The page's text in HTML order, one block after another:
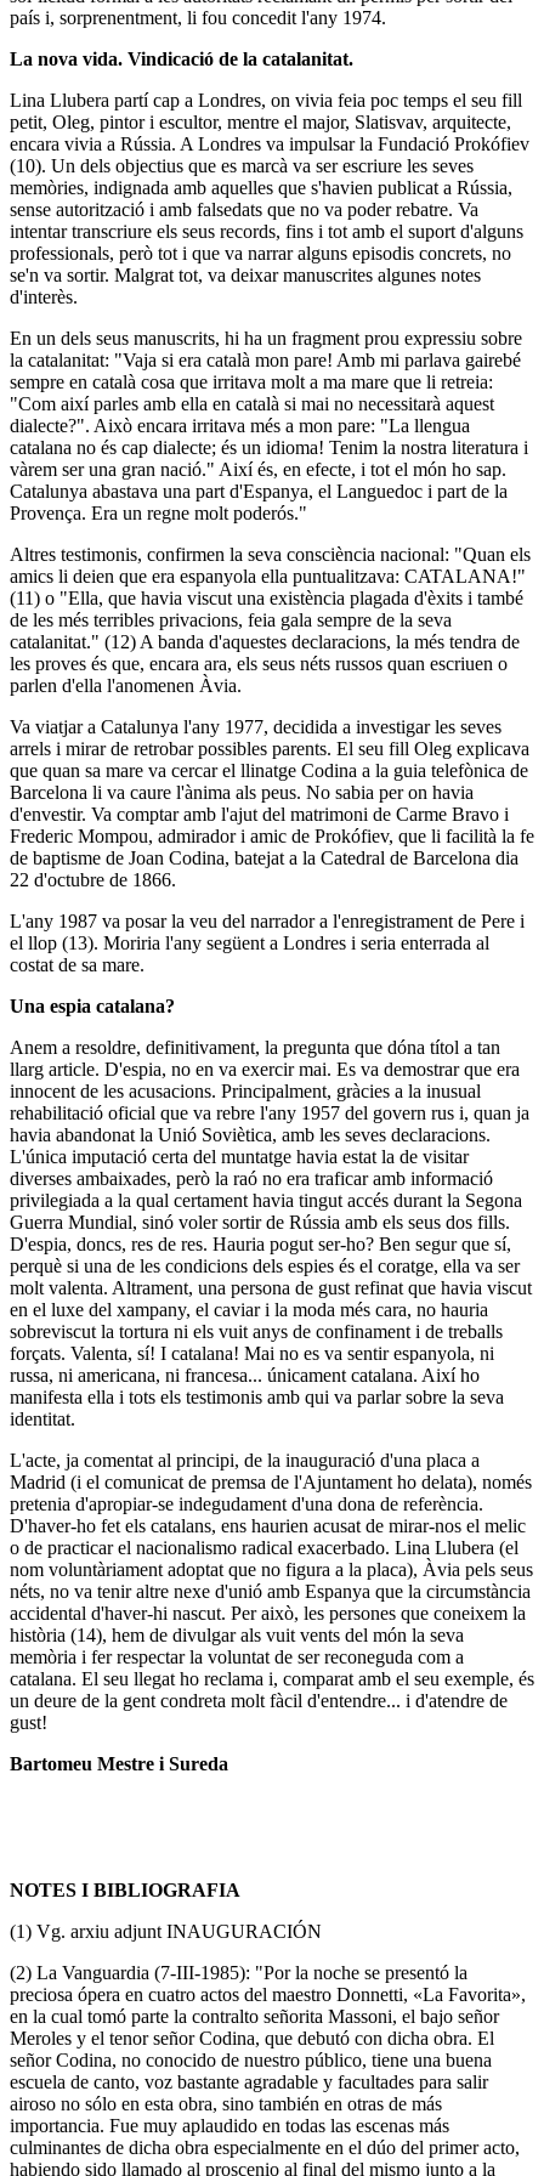
país i, sorprenentment, li fou concedit l'any 1974.
La nova vida. Vindicació de la catalanitat.
Lina Llubera partí cap a Londres, on vivia feia poc temps el seu fill
petit, Oleg, pintor i escultor, mentre el major, Slatisvav, arquitecte,
encara vivia a Rússia. A Londres va impulsar la Fundació Prokófiev
(10). Un dels objectius que es marcà va ser escriure les seves
memòries, indignada amb aquelles que s'havien publicat a Rússia,
sense autorització i amb falsedats que no va poder rebatre. Va
intentar transcriure els seus records, fins i tot amb el suport d'alguns
professionals, però tot i que va narrar alguns episodis concrets, no
se'n va sortir. Malgrat tot, va deixar manuscrites algunes notes
d'interès.
En un dels seus manuscrits, hi ha un fragment prou expressiu sobre
la catalanitat: "Vaja si era català mon pare! Amb mi parlava gairebé
sempre en català cosa que irritava molt a ma mare que li retreia:
"Com així parles amb ella en català si mai no necessitarà aquest
dialecte?". Això encara irritava més a mon pare: "La llengua
catalana no és cap dialecte; és un idioma! Tenim la nostra literatura i
vàrem ser una gran nació." Així és, en efecte, i tot el món ho sap.
Catalunya abastava una part d'Espanya, el Languedoc i part de la
Provença. Era un regne molt poderós."
Altres testimonis, confirmen la seva consciència nacional: "Quan els
amics li deien que era espanyola ella puntualitzava: CATALANA!"
(11) o "Ella, que havia viscut una existència plagada d'èxits i també
de les més terribles privacions, feia gala sempre de la seva
catalanitat." (12) A banda d'aquestes declaracions, la més tendra de
les proves és que, encara ara, els seus néts russos quan escriuen o
parlen d'ella l'anomenen Àvia.
Va viatjar a Catalunya l'any 1977, decidida a investigar les seves
arrels i mirar de retrobar possibles parents. El seu fill Oleg explicava
que quan sa mare va cercar el llinatge Codina a la guia telefònica de
Barcelona li va caure l'ànima als peus. No sabia per on havia
d'envestir. Va comptar amb l'ajut del matrimoni de Carme Bravo i
Frederic Mompou, admirador i amic de Prokófiev, que li facilità la fe
de baptisme de Joan Codina, batejat a la Catedral de Barcelona dia
22 d'octubre de 1866.
L'any 1987 va posar la veu del narrador a l'enregistrament de Pere i
el llop (13). Moriria l'any següent a Londres i seria enterrada al
costat de sa mare.
Una espia catalana?
Anem a resoldre, definitivament, la pregunta que dóna títol a tan
llarg article. D'espia, no en va exercir mai. Es va demostrar que era
innocent de les acusacions. Principalment, gràcies a la inusual
rehabilitació oficial que va rebre l'any 1957 del govern rus i, quan ja
havia abandonat la Unió Soviètica, amb les seves declaracions.
L'única imputació certa del muntatge havia estat la de visitar
diverses ambaixades, però la raó no era traficar amb informació
privilegiada a la qual certament havia tingut accés durant la Segona
Guerra Mundial, sinó voler sortir de Rússia amb els seus dos fills.
D'espia, doncs, res de res. Hauria pogut ser-ho? Ben segur que sí,
perquè si una de les condicions dels espies és el coratge, ella va ser
molt valenta. Altrament, una persona de gust refinat que havia viscut
en el luxe del xampany, el caviar i la moda més cara, no hauria
sobreviscut la tortura ni els vuit anys de confinament i de treballs
forçats. Valenta, sí! I catalana! Mai no es va sentir espanyola, ni
russa, ni americana, ni francesa... únicament catalana. Així ho
manifesta ella i tots els testimonis amb qui va parlar sobre la seva
identitat.
L'acte, ja comentat al principi, de la inauguració d'una placa a
Madrid (i el comunicat de premsa de l'Ajuntament ho delata), només
pretenia d'apropiar-se indegudament d'una dona de referència.
D'haver-ho fet els catalans, ens haurien acusat de mirar-nos el melic
o de practicar el nacionalismo radical exacerbado. Lina Llubera (el
nom voluntàriament adoptat que no figura a la placa), Àvia pels seus
néts, no va tenir altre nexe d'unió amb Espanya que la circumstància
accidental d'haver-hi nascut. Per això, les persones que coneixem la
història (14), hem de divulgar als vuit vents del món la seva
memòria i fer respectar la voluntat de ser reconeguda com a
catalana. El seu llegat ho reclama i, comparat amb el seu exemple, és
un deure de la gent condreta molt fàcil d'entendre... i d'atendre de
gust!
Bartomeu Mestre i Sureda
NOTES I BIBLIOGRAFIA
(1) Vg. arxiu adjunt INAUGURACIÓN
(2) La Vanguardia (7-III-1985): "Por la noche se presentó la
preciosa ópera en cuatro actos del maestro Donnetti, «La Favorita»,
en la cual tomó parte la contralto señorita Massoni, el bajo señor
Meroles y el tenor señor Codina, que debutó con dicha obra. El
señor Codina, no conocido de nuestro público, tiene una buena
escuela de canto, voz bastante agradable y facultades para salir
airoso no sólo en esta obra, sino también en otras de más
importancia. Fue muy aplaudido en todas las escenas más
culminantes de dicha obra especialmente en el dúo del primer acto,
habiendo sido llamado al proscenio al final del mismo junto a la